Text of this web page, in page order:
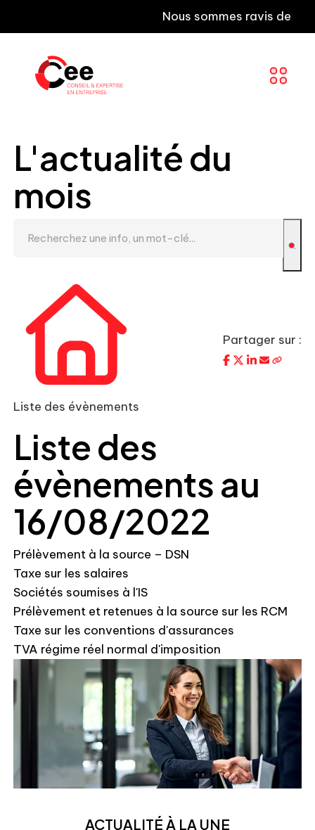
Nous sommes ravis de
L'actualité du
mois
Liste des évènements
Partager sur :
Liste des
évènements au
16/08/2022
Prélèvement à la source – DSN
Taxe sur les salaires
Sociétés soumises à l'IS
Prélèvement et retenues à la source sur les RCM
Taxe sur les conventions d'assurances
TVA régime réel normal d'imposition
ACTUALITÉ À LA UNE